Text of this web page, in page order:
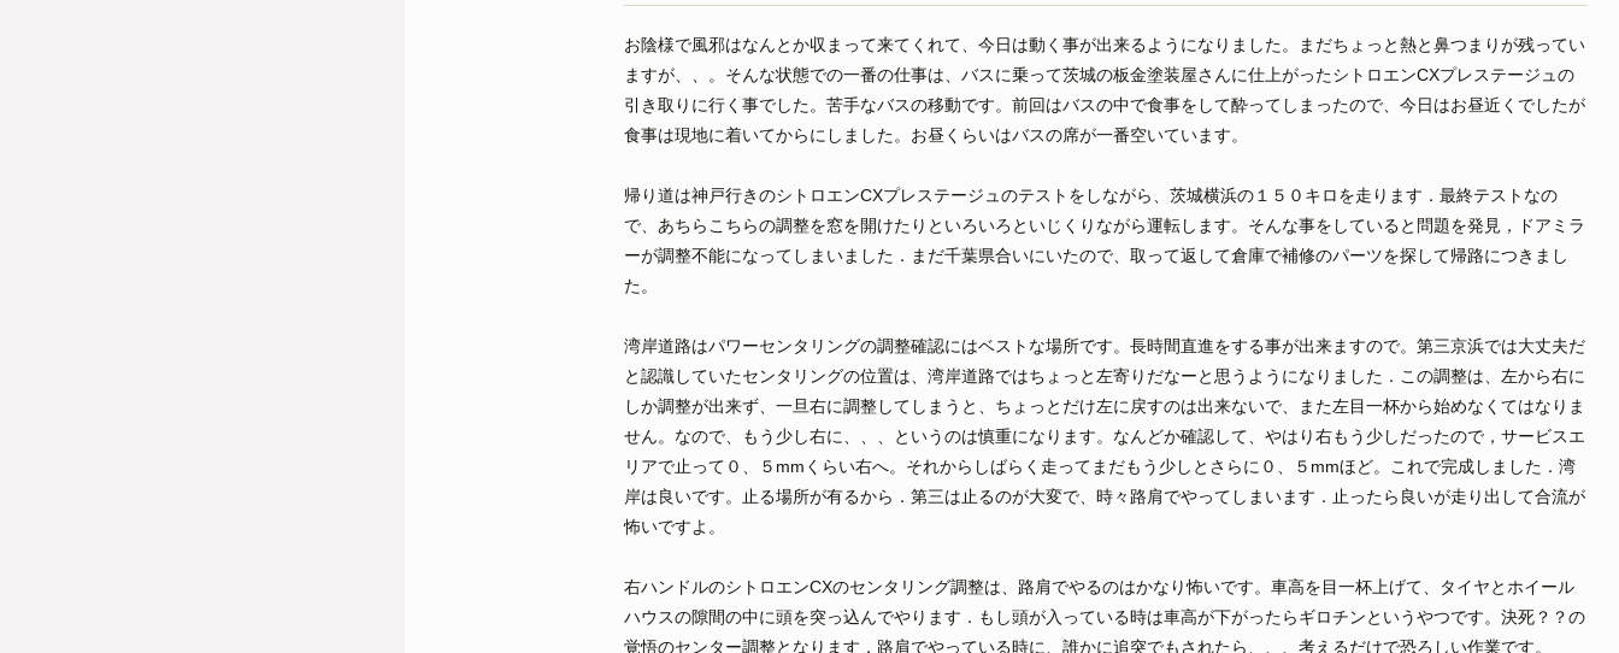
お陰様で風邪はなんとか収まって来てくれて、今日は動く事が出来るようになりました。まだちょっと熱と鼻つまりが残ってい
ますが、、。そんな状態での一番の仕事は、バスに乗って茨城の板金塗装屋さんに仕上がったシトロエンCXプレステージュの
引き取りに行く事でした。苦手なバスの移動です。前回はバスの中で食事をして酔ってしまったので、今日はお昼近くでしたが
食事は現地に着いてからにしました。お昼くらいはバスの席が一番空いています。
帰り道は神戸行きのシトロエンCXプレステージュのテストをしながら、茨城横浜の１５０キロを走ります．最終テストなの
で、あちらこちらの調整を窓を開けたりといろいろといじくりながら運転します。そんな事をしていると問題を発見，ドアミラ
ーが調整不能になってしまいました．まだ千葉県合いにいたので、取って返して倉庫で補修のパーツを探して帰路につきまし
た。
湾岸道路はパワーセンタリングの調整確認にはベストな場所です。長時間直進をする事が出来ますので。第三京浜では大丈夫だ
と認識していたセンタリングの位置は、湾岸道路ではちょっと左寄りだなーと思うようになりました．この調整は、左から右に
しか調整が出来ず、一旦右に調整してしまうと、ちょっとだけ左に戻すのは出来ないで、また左目一杯から始めなくてはなりま
せん。なので、もう少し右に、、、というのは慎重になります。なんどか確認して、やはり右もう少しだったので，サービスエ
リアで止って０、５mmくらい右へ。それからしばらく走ってまだもう少しとさらに０、５mmほど。これで完成しました．湾
岸は良いです。止る場所が有るから．第三は止るのが大変で、時々路肩でやってしまいます．止ったら良いが走り出して合流が
怖いですよ。
右ハンドルのシトロエンCXのセンタリング調整は、路肩でやるのはかなり怖いです。車高を目一杯上げて、タイヤとホイール
ハウスの隙間の中に頭を突っ込んでやります．もし頭が入っている時は車高が下がったらギロチンというやつです。決死？？の
覚悟のセンター調整となります．路肩でやっている時に、誰かに追突でもされたら、、、考えるだけで恐ろしい作業です。